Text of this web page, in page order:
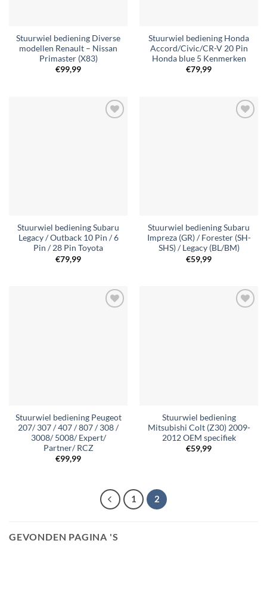
Stuurwiel bediening Diverse
modellen Renault – Nissan
Primaster (X83)
€99,99
Stuurwiel bediening Honda
Accord/Civic/CR-V 20 Pin
Honda blue 5 Kenmerken
€79,99
Stuurwiel bediening Subaru
Legacy / Outback 10 Pin / 6
Pin / 28 Pin Toyota
€79,99
Stuurwiel bediening Subaru
Impreza (GR) / Forester (SH-
SHS) / Legacy (BL/BM)
€59,99
Stuurwiel bediening Peugeot
207/ 307 / 407 / 807 / 308 /
3008/ 5008/ Expert/
Partner/ RCZ
€99,99
Stuurwiel bediening
Mitsubishi Colt (Z30) 2009-
2012 OEM specifiek
€59,99
1 2
GEVONDEN PAGINA 'S